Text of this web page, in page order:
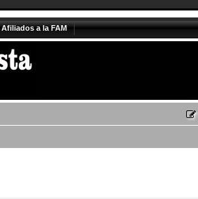
Afiliados a la FAM